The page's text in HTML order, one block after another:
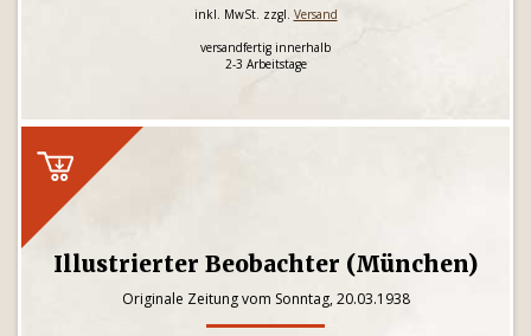
inkl. MwSt. zzgl. Versand
versandfertig innerhalb
2-3 Arbeitstage
Illustrierter Beobachter (München)
Originale Zeitung vom Sonntag, 20.03.1938